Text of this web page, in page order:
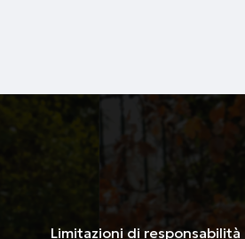
associativa
Limitazioni di responsabilità